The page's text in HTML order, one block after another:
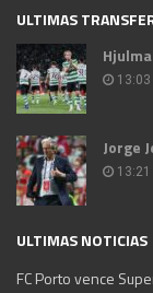
ULTIMAS
13:03
Jorge
13:21
ULTIMAS NOTICIAS
FC Porto vence